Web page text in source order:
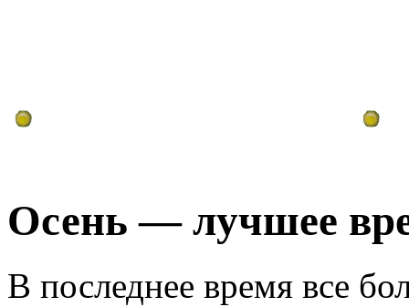
Осень — лучшее
В последнее время все